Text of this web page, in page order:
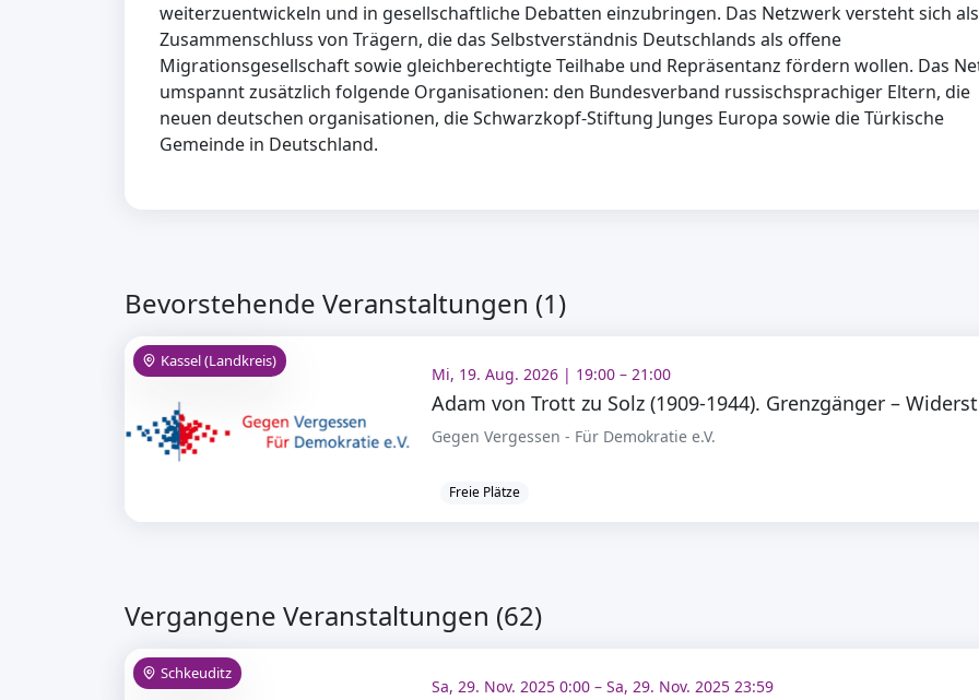
weiterzuentwickeln und in gesellschaftliche Debatten einzubringen. Das Netzwerk versteht sich als
Zusammenschluss von Trägern, die das Selbstverständnis Deutschlands als offene
Migrationsgesellschaft sowie gleichberechtigte Teilhabe und Repräsentanz fördern wollen. Das
umspannt zusätzlich folgende Organisationen: den Bundesverband russischsprachiger Eltern, die
neuen deutschen organisationen, die Schwarzkopf-Stiftung Junges Europa sowie die Türkische
Gemeinde in Deutschland.
Bevorstehende Veranstaltungen (1)
Kassel (Landkreis)
Mi, 19. Aug. 2026 | 19:00 – 21:00
Gegen Vergessen - Für Demokratie e.V.
Freie Plätze
Vergangene Veranstaltungen (62)
Schkeuditz
Sa, 29. Nov. 2025 0:00 – Sa, 29. Nov. 2025 23:59